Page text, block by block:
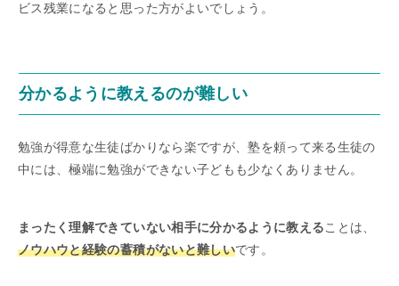
ビス残業になると思った方がよいでしょう。
分かるように教えるのが難しい
勉強が得意な生徒ばかりなら楽ですが、塾を頼って来る生徒の
中には、極端に勉強ができない子どもも少なくありません。
まったく理解できていない相手に分かるように教えることは、
ノウハウと経験の蓄積がないと難しいです。